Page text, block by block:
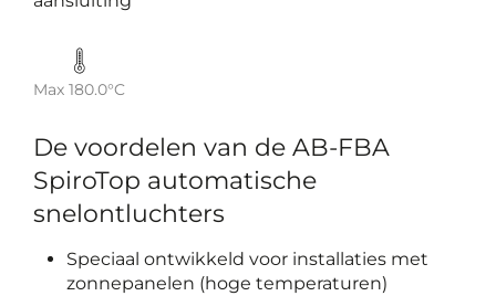
Max 180.0°C
De voordelen van de AB-FBA
SpiroTop automatische
snelontluchters
Speciaal ontwikkeld voor installaties met
zonnepanelen (hoge temperaturen)